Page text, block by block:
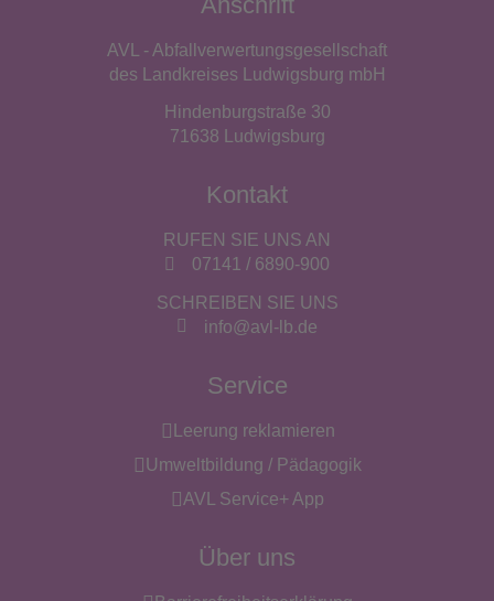
AVL - Abfallverwertungsgesellschaft
des Landkreises Ludwigsburg mbH
Hindenburgstraße 30
71638 Ludwigsburg
Kontakt
RUFEN SIE UNS AN
07141 / 6890-900
SCHREIBEN SIE UNS
info@avl-lb.de
Service
Leerung reklamieren
Umweltbildung / Pädagogik
AVL Service+ App
Über uns